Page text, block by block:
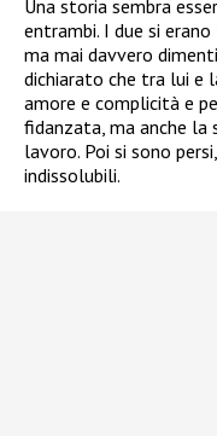
Una storia sembra
entrambi. I due si
ma mai davvero
dichiarato che tra lui e
amore e complicità e
fidanzata, ma anche la
lavoro. Poi si sono
indissolubili.